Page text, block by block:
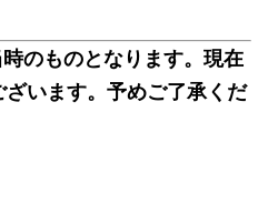
のものとなります。現在
います。予めご了承くだ